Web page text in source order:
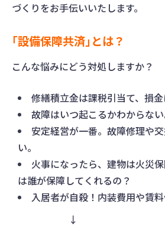
づくりをお手伝いいたします。
｢設備保障共済｣とは？
こんな悩みにどう対処しますか？
修繕積立金は課税引当て、損
故障はいつ起こるかわからな
安定経営が一番。故障修理や
い。
火事になったら、建物は火災
は誰が保障してくれるの？
入居者が自殺！内装費用や賃
↓